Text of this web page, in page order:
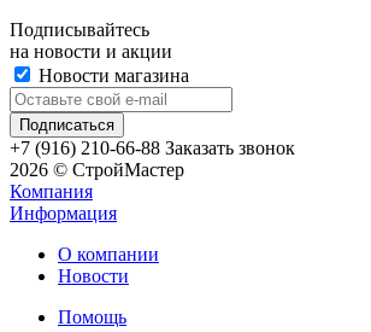
Подписывайтесь
на новости и акции
Новости магазина
+7 (916) 210-66-88 Заказать звонок
2026 © СтройМастер
Компания
Информация
О компании
Новости
Помощь